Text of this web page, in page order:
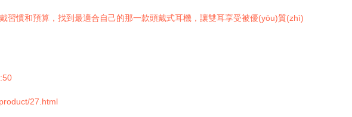
慣和預算，找到最適合自己的那一款頭戴式耳機，讓雙耳享受被優(yōu)質(zhì)
27.html